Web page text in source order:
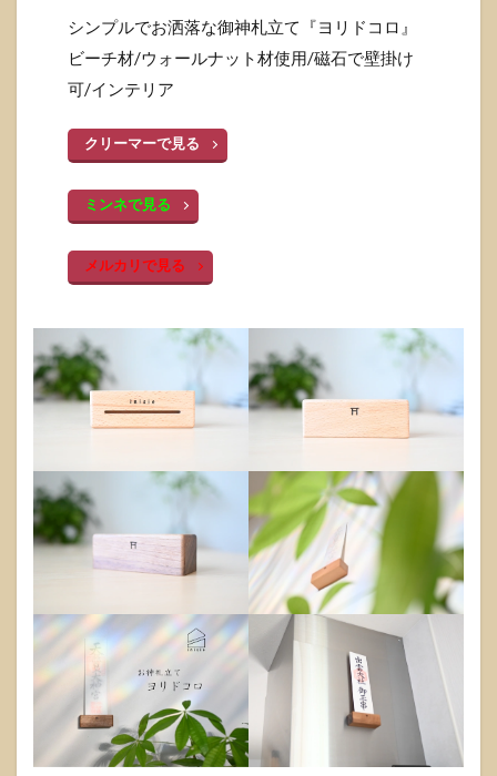
シンプルでお洒落な御神札立て『ヨリドコロ』
ビーチ材/ウォールナット材使用/磁石で壁掛け
可/インテリア
クリーマーで見る
ミンネで見る
メルカリで見る